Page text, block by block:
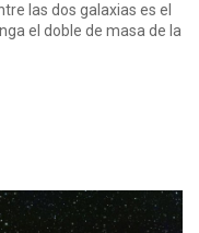
las dos galaxias es el
el doble de masa de la